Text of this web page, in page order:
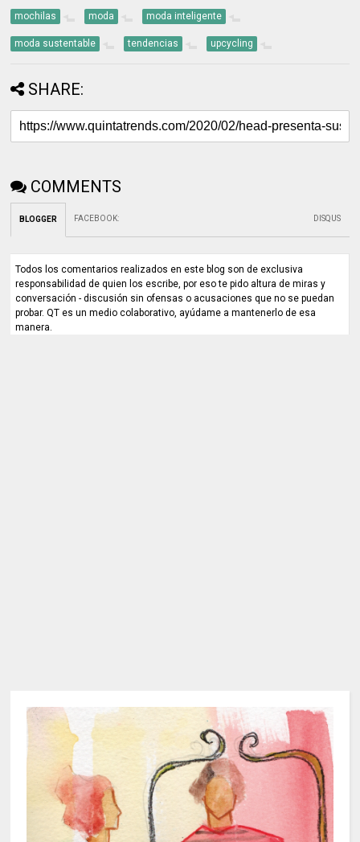
mochilas moda moda inteligente
moda sustentable tendencias upcycling
SHARE:
COMMENTS
BLOGGER FACEBOOK: DISQUS
Todos los comentarios realizados en este blog son de exclusiva
responsabilidad de quien los escribe, por eso te pido altura de miras y
conversación - discusión sin ofensas o acusaciones que no se puedan
probar. QT es un medio colaborativo, ayúdame a mantenerlo de esa
manera.